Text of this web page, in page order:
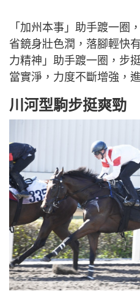
「加州本事」助手踱一圈
省鏡身壯色潤，落腳輕快
力精神」助手踱一圈，步
當實淨，力度不斷增強，
川河型駒步挺爽勁